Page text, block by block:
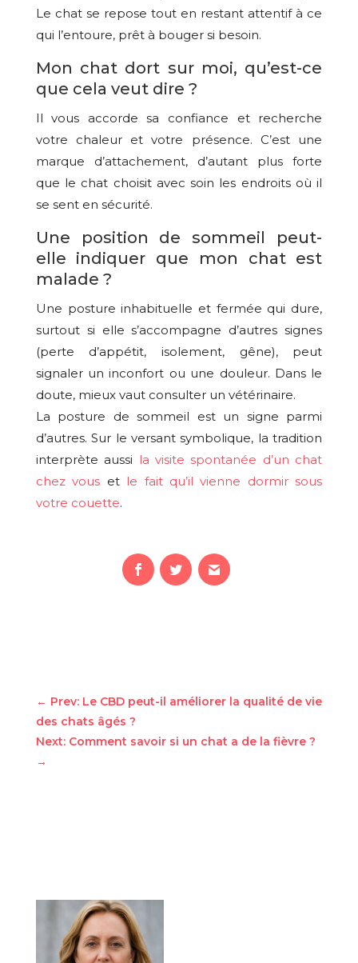
Le chat se repose tout en restant attentif à ce
qui l’entoure, prêt à bouger si besoin.
Mon chat dort sur moi, qu’est-ce
que cela veut dire ?
Il vous accorde sa confiance et recherche
votre chaleur et votre présence. C’est une
marque d’attachement, d’autant plus forte
que le chat choisit avec soin les endroits où il
se sent en sécurité.
Une position de sommeil peut-
elle indiquer que mon chat est
malade ?
Une posture inhabituelle et fermée qui dure,
surtout si elle s’accompagne d’autres signes
(perte d’appétit, isolement, gêne), peut
signaler un inconfort ou une douleur. Dans le
doute, mieux vaut consulter un vétérinaire.
La posture de sommeil est un signe parmi
d’autres. Sur le versant symbolique, la tradition
interprète aussi la visite spontanée d’un chat
chez vous et le fait qu’il vienne dormir sous
votre couette.
← Prev: Le CBD peut-il améliorer la qualité de vie
des chats âgés ?
Next: Comment savoir si un chat a de la fièvre ?
→